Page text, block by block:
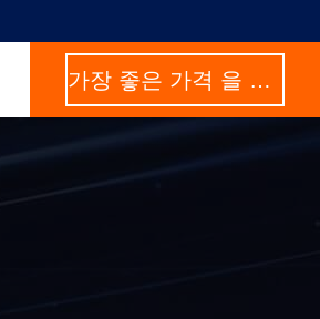
가장 좋은 가격 을 구하라